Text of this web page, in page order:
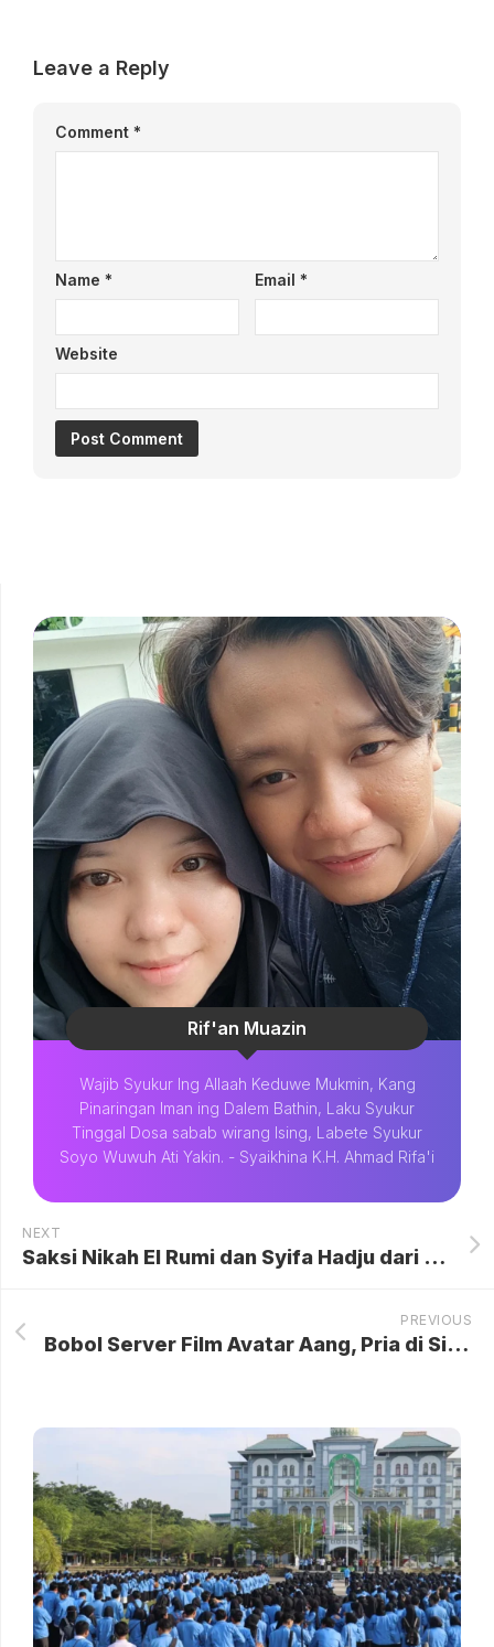
Leave a Reply
Comment *
Name * Email *
Website
Rif'an Muazin
Wajib Syukur Ing Allaah Keduwe Mukmin, Kang
Pinaringan Iman ing Dalem Bathin, Laku Syukur
Tinggal Dosa sabab wirang Ising, Labete Syukur
Soyo Wuwuh Ati Yakin. - Syaikhina K.H. Ahmad Rifa'i
NEXT
Saksi Nikah El Rumi dan Syifa Hadju dari Kalangan Menteri, Rangkaian Adat Jawa Hingga Resepsi Internasional Kian Matang
PREVIOUS
Bobol Server Film Avatar Aang, Pria di Singapura Terancam 7 Tahun Penjara